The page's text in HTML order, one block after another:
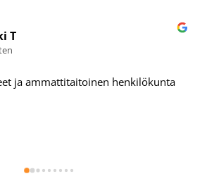
oon tehnyt hyviä löytöjä täältä.